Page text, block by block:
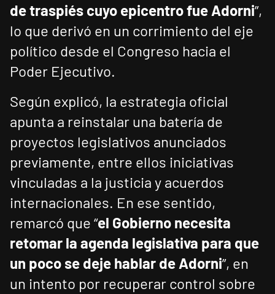
de traspiés cuyo epicentro fue Adorni”,
lo que derivó en un corrimiento del eje
político desde el Congreso hacia el
Poder Ejecutivo.
Según explicó, la estrategia oficial
apunta a reinstalar una batería de
proyectos legislativos anunciados
previamente, entre ellos iniciativas
vinculadas a la justicia y acuerdos
internacionales. En ese sentido,
remarcó que “el Gobierno necesita
retomar la agenda legislativa para que
un poco se deje hablar de Adorni”, en
un intento por recuperar control sobre